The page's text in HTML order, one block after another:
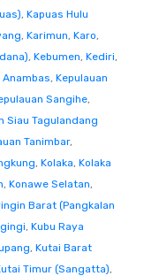
, Kapuas Hulu
, Karimun, Karo,
, Kebumen, Kediri,
Anambas, Kepulauan
Sangihe,
Siau Tagulandang
Tanimbar,
, Kolaka, Kolaka
, Konawe Selatan,
Barat (Pangkalan
, Kubu Raya
, Kutai Barat
Timur (Sangatta),